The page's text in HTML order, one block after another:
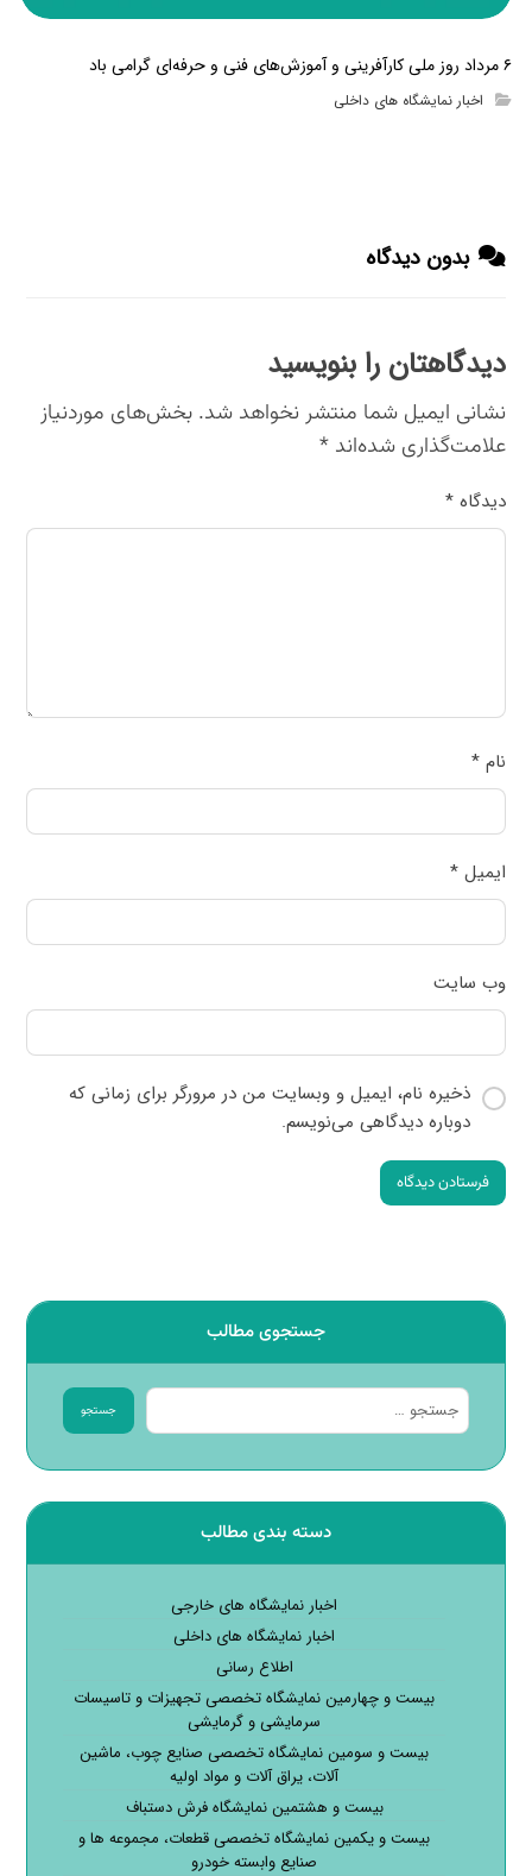
۶ مرداد روز ملی کارآفرینی و آموزش‌های فنی و حرفه‌ای گرامی باد
اخبار نمایشگاه های داخلی
بدون دیدگاه
دیدگاهتان را بنویسید
نشانی ایمیل شما منتشر نخواهد شد. بخش‌های موردنیاز
علامت‌گذاری شده‌اند*
دیدگاه*
نام*
ایمیل*
وب‌ سایت
ذخیره نام، ایمیل و وبسایت من در مرورگر برای زمانی که
دوباره دیدگاهی می‌نویسم.
فرستادن دیدگاه
جستجوی مطالب
جستجو
دسته بندی مطالب
اخبار نمایشگاه های خارجی
اخبار نمایشگاه های داخلی
اطلاع رسانی
بیست و چهارمین نمایشگاه تخصصی تجهیزات و تاسیسات
سرمایشی و گرمایشی
بیست و سومین نمایشگاه تخصصی صنایع چوب، ماشین
آلات، یراق آلات و مواد اولیه
بیست و هشتمین نمایشگاه فرش دستباف
بیست و یکمین نمایشگاه تخصصی قطعات، مجموعه ها و
صنایع وابسته خودرو